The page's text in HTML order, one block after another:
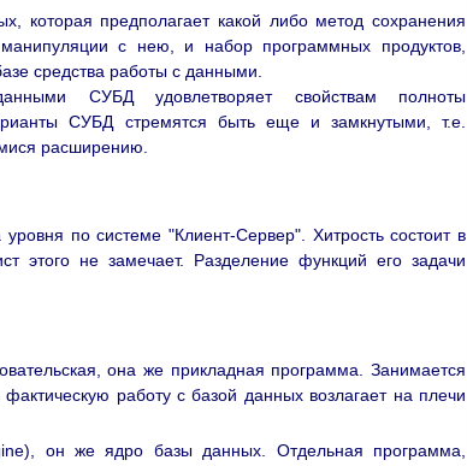
которая предполагает какой либо метод сохранения
с нею, и набор программных продуктов,
средства работы с данными.
СУБД удовлетворяет свойствам полноты
СУБД стремятся быть еще и замкнутыми, т.е.
расширению.
по системе "Клиент-Сервер". Хитрость состоит в
этого не замечает. Разделение функций его задачи
она же прикладная программа. Занимается
работу с базой данных возлагает на плечи
он же ядро базы данных. Отдельная программа,